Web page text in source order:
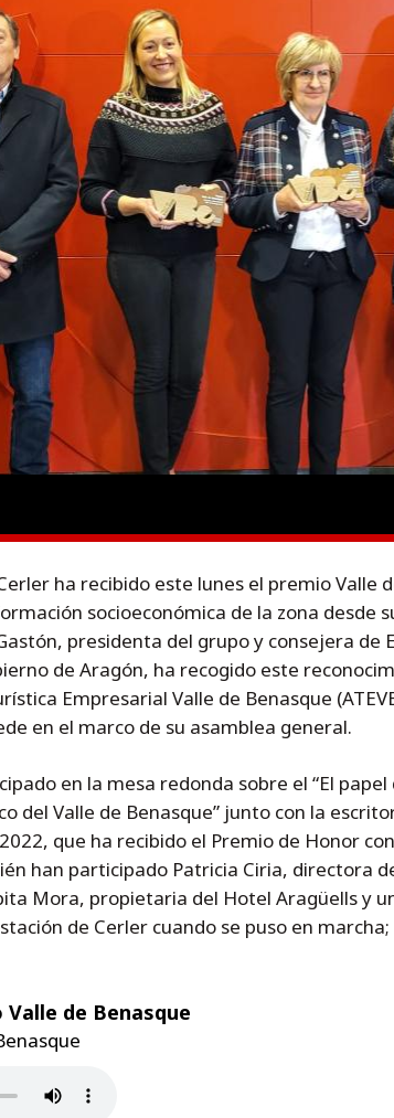
ha recibido este lunes el premio Valle
socioeconómica de la zona desde
presidenta del grupo y consejera de
de Aragón, ha recogido este
Empresarial Valle de Benasque
en el marco de su asamblea general.
en la mesa redonda sobre el “El
del Valle de Benasque” junto con la
que ha recibido el Premio de Honor
han participado Patricia Ciria, directora
Mora, propietaria del Hotel Aragüells y
de Cerler cuando se puso en marcha;
de Benasque